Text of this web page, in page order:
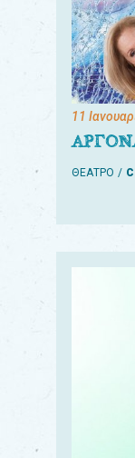
11
ΘΕΑΤΡΟ